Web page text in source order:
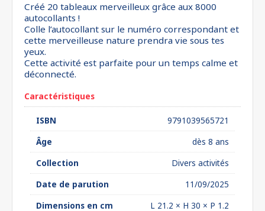
Créé 20 tableaux merveilleux grâce aux 8000
autocollants !
Colle l’autocollant sur le numéro correspondant et
cette merveilleuse nature prendra vie sous tes
yeux.
Cette activité est parfaite pour un temps calme et
déconnecté.
Caractéristiques
ISBN
9791039565721
Âge
dès 8 ans
Collection
Divers activités
Date de parution
11/09/2025
Dimensions en cm
L 21.2 × H 30 × P 1.2